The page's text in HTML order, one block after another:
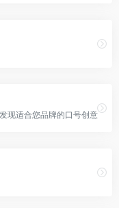
现适合您品牌的口号创意